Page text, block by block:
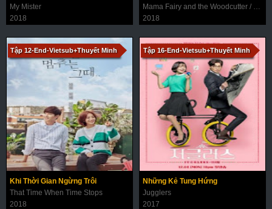
My Mister
2018
Mama Fairy and the Woodcutter / Tale of Gyeryong Fairy
2018
Tập 12-End-Vietsub+Thuyết Minh
Khi Thời Gian Ngừng Trôi
That Time When Time Stops
2018
Tập 16-End-Vietsub+Thuyết Minh
Những Kẻ Tung Hứng
Jugglers
2017